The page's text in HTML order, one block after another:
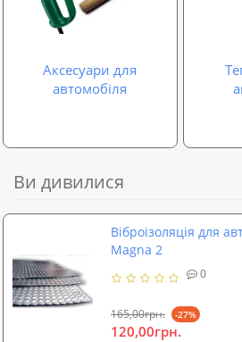
Аксесуари для
автомобіля
Ви дивилися
Віброізоляція для
Magna 2
0
165,00грн. -27%
120,00грн.